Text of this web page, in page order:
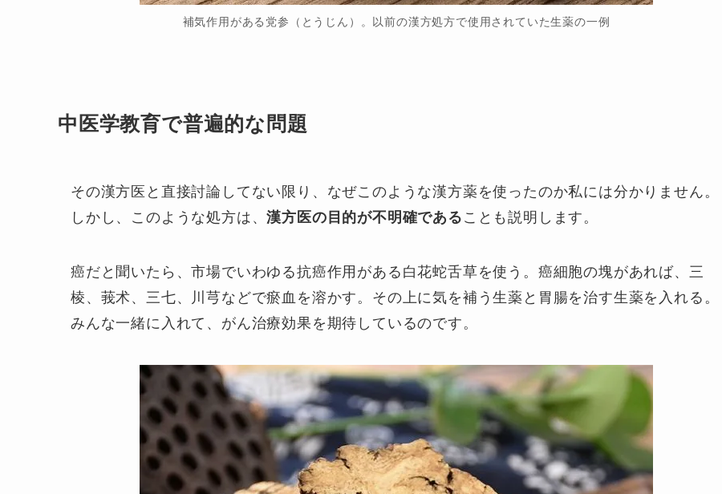
補気作用がある党参（とうじん）。以前の漢方処方で使用されていた生薬の一例
中医学教育で普遍的な問題
その漢方医と直接討論してない限り、なぜこのような漢方薬を使ったのか私には分かりません。
しかし、このような処方は、漢方医の目的が不明確である ことも説明します。
癌だと聞いたら、市場でいわゆる抗癌作用がある白花蛇舌草を使う。癌細胞の塊があれば、三
棱、莪术、三七、川芎などで瘀血を溶かす。その上に気を補う生薬と胃腸を治す生薬を入れる。
みんな一緒に入れて、がん治療効果を期待しているのです。